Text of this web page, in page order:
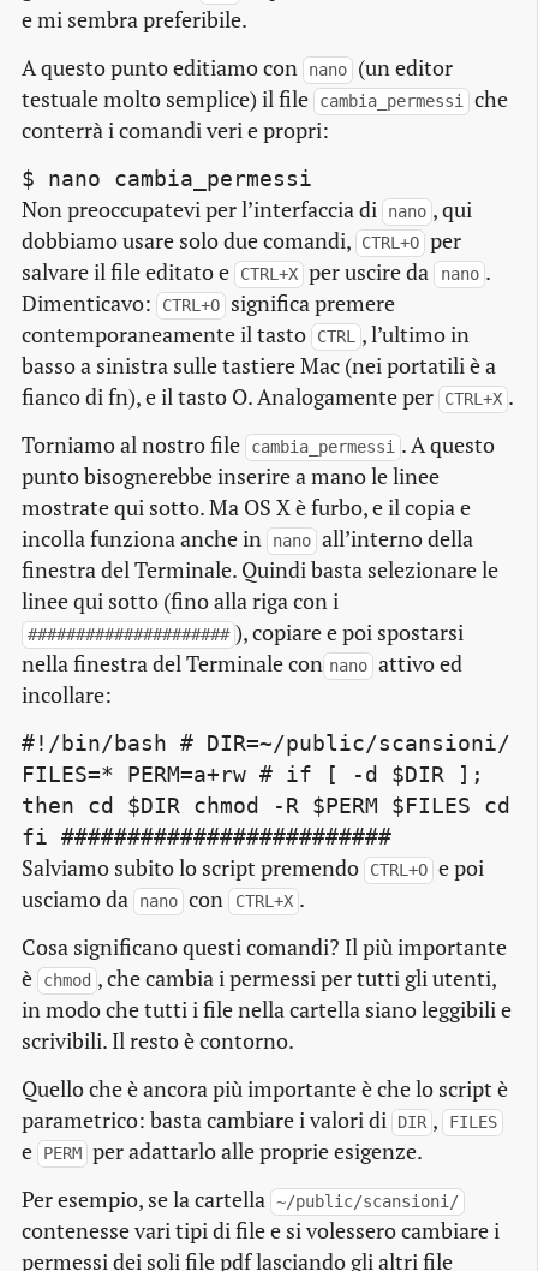
e mi sembra preferibile.
A questo punto editiamo con
nano (uneditor
testuale molto semplice) il file
cambia_permessi
che
conterrà i comandi veri e propri:
$ nano cambia_permessi
Non preoccupatevi per l’interfaccia di nano , qui
dobbiamo usare solo due comandi,
CTRL+O per
salvare il file editato e
CTRL+X per uscire da nano .
Dimenticavo:
CTRL+O
significa premere
contemporaneamente il tasto
CTRL
, l’ultimo in
basso a sinistra sulle tastiere Mac (nei portatili è a
fianco difn), e il tasto O. Analogamente per CTRL+X .
Torniamo al nostro file
cambia_permessi . A questo
punto bisognerebbe inserire a mano le linee
mostrate qui sotto. Ma OS X è furbo, e il copia e
incolla funziona anche in
nano all’interno della
finestra del Terminale. Quindi basta selezionare le
linee qui sotto (fino alla riga con i
##################### ), copiare e poi spostarsi
nella finestra del Terminale con nano attivo ed
incollare:
#!/bin/bash # DIR=~/public/scansioni/
FILES=* PERM=a+rw # if [ -d $DIR ];
then cd $DIR chmod -R $PERM $FILES cd
fi #########################
Salviamo subito lo script premendo CTRL+O e poi
usciamo da
nano con CTRL+X .
Cosa significano questi comandi? Il più importante
è
chmod , che cambia i permessi per tutti gli utenti,
in modo che tutti i file nella cartella siano leggibili e
scrivibili. Il resto è contorno.
Quello che è ancora più importante è che lo script è
parametrico: basta cambiare i valori di DIR , FILES
e PERM per adattarlo alle proprie esigenze.
Per esempio, se la cartella ~/public/scansioni/
contenesse vari tipi di file e si volessero cambiare i
permessi dei soli file pdf lasciando gli altri file